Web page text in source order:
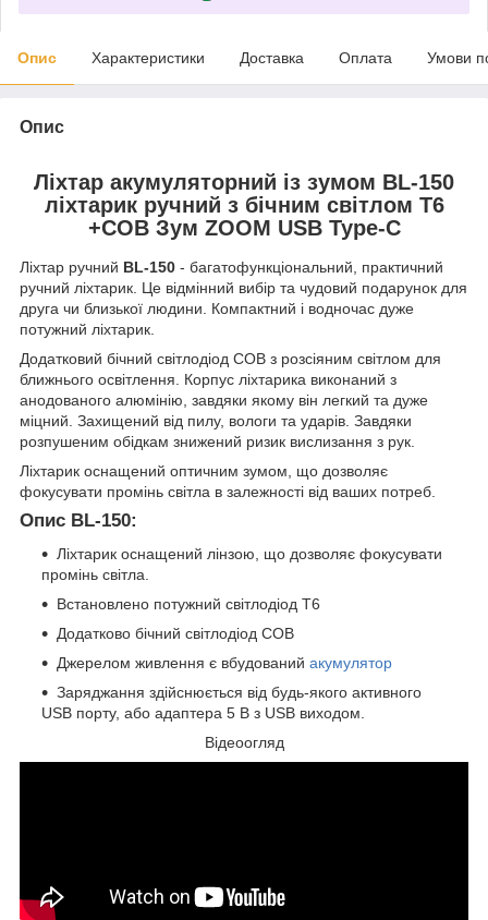
Опис Характеристики Доставка Оплата Умови
Опис
Ліхтар акумуляторний із зумом BL-150
ліхтарик ручний з бічним світлом T6
+COB Зум ZOOM USB Type-C
Ліхтар ручний BL-150 - багатофункціональний, практичний
ручний ліхтарик. Це відмінний вибір та чудовий подарунок для
друга чи близької людини. Компактний і водночас дуже
потужний ліхтарик.
Додатковий бічний світлодіод СОВ з розсіяним світлом для
ближнього освітлення. Корпус ліхтарика виконаний з
анодованого алюмінію, завдяки якому він легкий та дуже
міцний. Захищений від пилу, вологи та ударів. Завдяки
розпушеним обідкам знижений ризик вислизання з рук.
Ліхтарик оснащений оптичним зумом, що дозволяє
фокусувати промінь світла в залежності від ваших потреб.
Опис BL-150:
Ліхтарик оснащений лінзою, що дозволяє фокусувати
промінь світла.
Встановлено потужний світлодіод Т6
Додатково бічний світлодіод СОВ
Джерелом живлення є вбудований акумулятор
Заряджання здійснюється від будь-якого активного
USB порту, або адаптера 5 В з USB виходом.
Відеоогляд